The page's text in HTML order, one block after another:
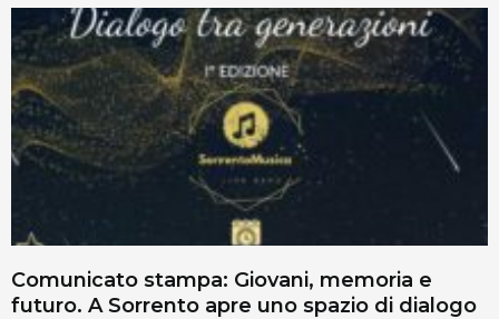
Comunicato stampa: Giovani, memoria e
futuro. A Sorrento apre uno spazio di dialogo